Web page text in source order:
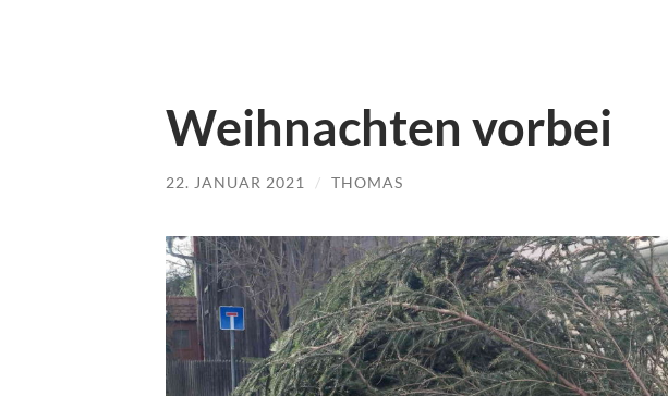
Weihnachten vorbei
22. JANUAR 2021 / THOMAS